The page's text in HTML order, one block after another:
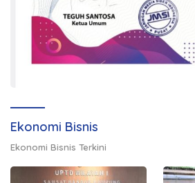
Ekonomi Bisnis
Ekonomi Bisnis Terkini